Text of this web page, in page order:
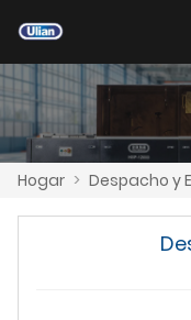
Hogar > Despacho y